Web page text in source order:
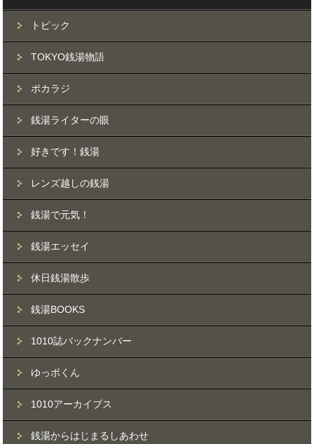
トピック
TOKYO銭湯物語
ポカラジ
銭湯ライターの眼
好きです！銭湯
レンズ越しの銭湯
銭湯で元気！
銭湯エッセイ
休日銭湯散歩
銭湯BOOKS
1010誌バックナンバー
ゆっポくん
1010アーカイブス
銭湯からはじまるしあわせ